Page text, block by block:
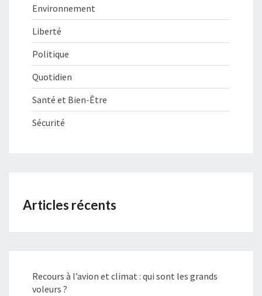
Environnement
Liberté
Politique
Quotidien
Santé et Bien-Être
Sécurité
Articles récents
Recours à l’avion et climat : qui sont les grands
voleurs ?